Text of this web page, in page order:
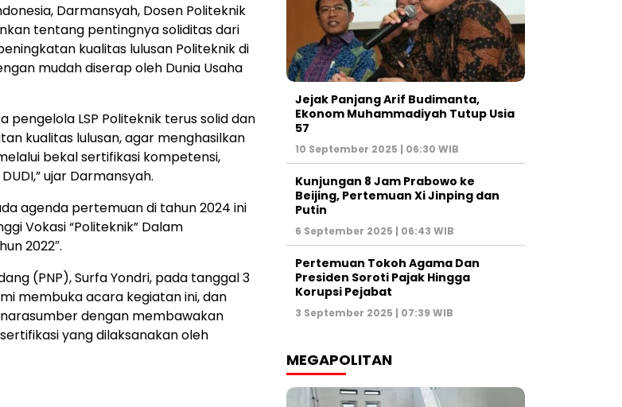
Darmansyah, Dosen Politeknik
tentang pentingnya soliditas dari
kualitas lulusan Politeknik di
mudah diserap oleh Dunia Usaha
pengelola LSP Politeknik terus solid dan
kualitas lulusan, agar menghasilkan
bekal sertifikasi kompetensi,
ujar Darmansyah.
agenda pertemuan di tahun 2024 ini
Vokasi “Politeknik” Dalam
2022″.
(PNP), Surfa Yondri, pada tanggal 3
membuka acara kegiatan ini, dan
dengan membawakan
yang dilaksanakan oleh
Jejak Panjang Arif Budimanta,
Ekonom Muhammadiyah Tutup Usia
57
10 September 2025 | 06:30 WIB
Kunjungan 8 Jam Prabowo ke
Beijing, Pertemuan Xi Jinping dan
Putin
6 September 2025 | 06:43 WIB
Pertemuan Tokoh Agama Dan
Presiden Soroti Pajak Hingga
Korupsi Pejabat
3 September 2025 | 07:39 WIB
MEGAPOLITAN